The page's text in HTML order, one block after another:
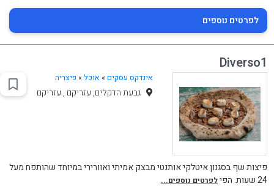
לפרטים נוספים
Diverso1
אינדקס עסקים » אוכל» פיצריה
גבעת הדקלים, עזריקם , עזריקם
פיצות שף בסגנון איטלקי אותנטי מבצק אמיתי ואוורירי במיוחד שהותפח מעל
24 שעות. הפי
לפרטים נוספים...